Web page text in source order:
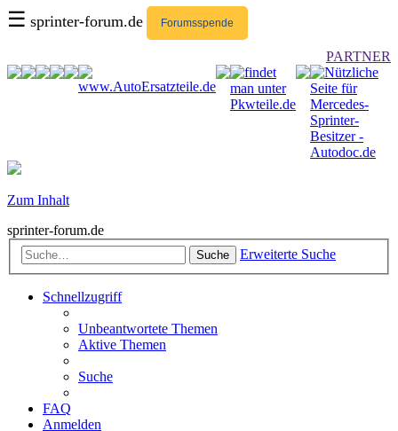
☰ sprinter-forum.de Forumsspende
PARTNER
Zum Inhalt
sprinter-forum.de
Suche Erweiterte Suche
Schnellzugriff
Unbeantwortete Themen
Aktive Themen
Suche
FAQ
Anmelden